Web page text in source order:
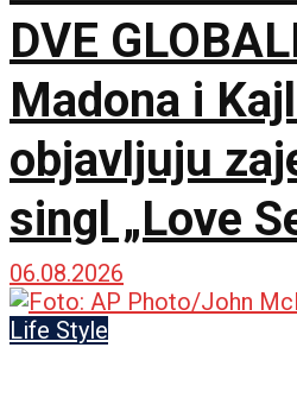
DVE
Madona i
objavljuju
singl „Love
06.08.2026
Life Style